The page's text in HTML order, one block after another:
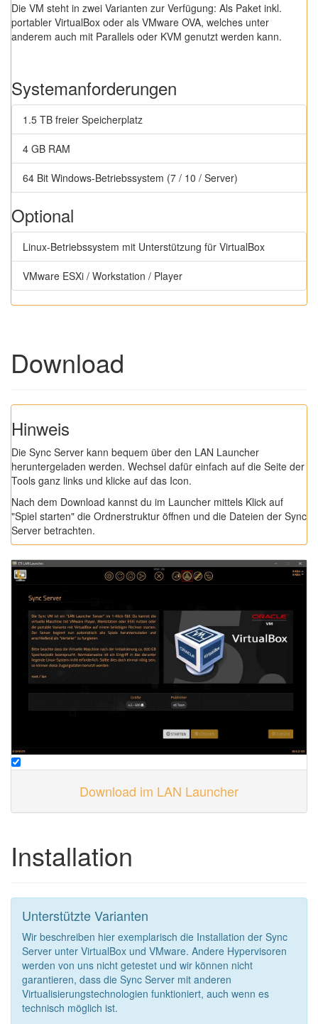
Die VM steht in zwei Varianten zur Verfügung: Als Paket inkl.
portabler VirtualBox oder als VMware OVA, welches unter
anderem auch mit Parallels oder KVM genutzt werden kann.
Systemanforderungen
1.5 TB freier Speicherplatz
4 GB RAM
64 Bit Windows-Betriebssystem (7 / 10 / Server)
Optional
Linux-Betriebssystem mit Unterstützung für VirtualBox
VMware ESXi / Workstation / Player
Download
Hinweis
Die Sync Server kann bequem über den LAN Launcher
heruntergeladen werden. Wechsel dafür einfach auf die Seite der
Tools ganz links und klicke auf das Icon.
Nach dem Download kannst du im Launcher mittels Klick auf
"Spiel starten" die Ordnerstruktur öffnen und die Dateien der Sync
Server betrachten.
Download im LAN Launcher
Installation
Unterstützte Varianten
Wir beschreiben hier exemplarisch die Installation der Sync
Server unter VirtualBox und VMware. Andere Hypervisoren
werden von uns nicht getestet und wir können nicht
garantieren, dass die Sync Server mit anderen
Virtualisierungstechnologien funktioniert, auch wenn es
technisch möglich ist.